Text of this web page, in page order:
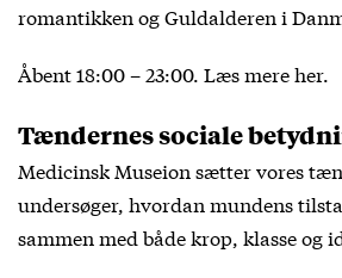
romantikken og Guldalderen i
Åbent 18:00 – 23:00. Læs mereher.
Tændernes sociale
Medicinsk Museion sætter vores
undersøger, hvordan mundens
sammen med både krop, klasse og